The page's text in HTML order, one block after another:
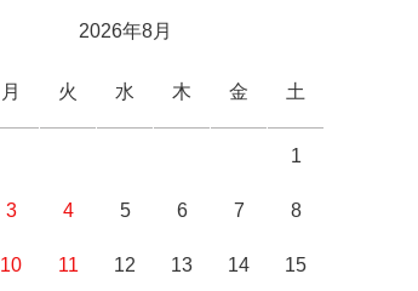
2026年8月
月 火 水 木 金 土
1
3 4 5 6 7 8
10 11 12 13 14 15